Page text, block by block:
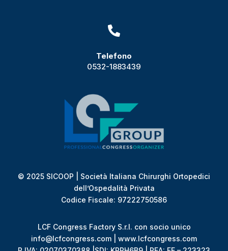

Telefono
0532-1883439
© 2025 SICOOP | Società Italiana Chirurghi Ortopedici
dell’Ospedalità Privata
Codice Fiscale: 97222750586
LCF Congress Factory S.r.l. con socio unico
info@lcfcongress.com | www.lcfcongress.com